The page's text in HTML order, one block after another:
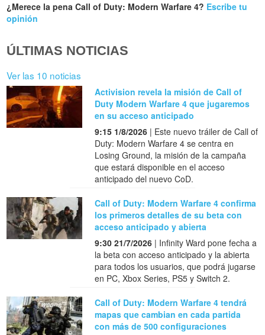
¿Merece la pena Call of Duty: Modern Warfare 4? Escribe tu
opinión
ÚLTIMAS NOTICIAS
Ver las 10 noticias
Activision revela la misión de Call of
Duty Modern Warfare 4 que jugaremos
en su acceso anticipado
9:15 1/8/2026 | Este nuevo tráiler de Call of
Duty: Modern Warfare 4 se centra en
Losing Ground, la misión de la campaña
que estará disponible en el acceso
anticipado del nuevo CoD.
Call of Duty: Modern Warfare 4 confirma
los primeros detalles de su beta con
acceso anticipado y abierta
9:30 21/7/2026 | Infinity Ward pone fecha a
la beta con acceso anticipado y la abierta
para todos los usuarios, que podrá jugarse
en PC, Xbox Series, PS5 y Switch 2.
Call of Duty: Modern Warfare 4 tendrá
mapas que cambian en cada partida
con más de 500 configuraciones